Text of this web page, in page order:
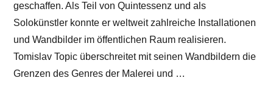
geschaffen. Als Teil von Quintessenz und als
Solokünstler konnte er weltweit zahlreiche Installationen
und Wandbilder im öffentlichen Raum realisieren.
Tomislav Topic überschreitet mit seinen Wandbildern die
Grenzen des Genres der Malerei und …